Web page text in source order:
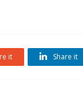
it Share it